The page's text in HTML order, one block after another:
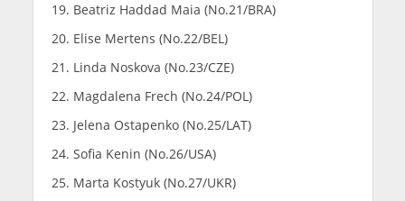
Beatriz Haddad Maia (No.21/BRA)
Elise Mertens (No.22/BEL)
Linda Noskova (No.23/CZE)
Magdalena Frech (No.24/POL)
Jelena Ostapenko (No.25/LAT)
Sofia Kenin (No.26/USA)
Marta Kostyuk (No.27/UKR)